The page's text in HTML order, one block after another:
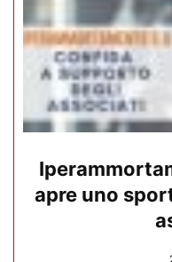
apre uno